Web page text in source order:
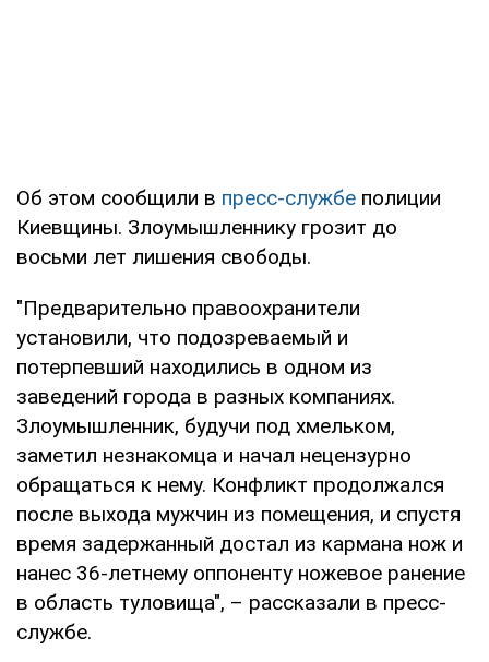
Об этом сообщили в пресс-службе полиции
Киевщины. Злоумышленнику грозит до
восьми лет лишения свободы.
"Предварительно правоохранители
установили, что подозреваемый и
потерпевший находились в одном из
заведений города в разных компаниях.
Злоумышленник, будучи под хмельком,
заметил незнакомца и начал нецензурно
обращаться к нему. Конфликт продолжался
после выхода мужчин из помещения, и спустя
время задержанный достал из кармана нож и
нанес 36-летнему оппоненту ножевое ранение
в область туловища", – рассказали в пресс-
службе.